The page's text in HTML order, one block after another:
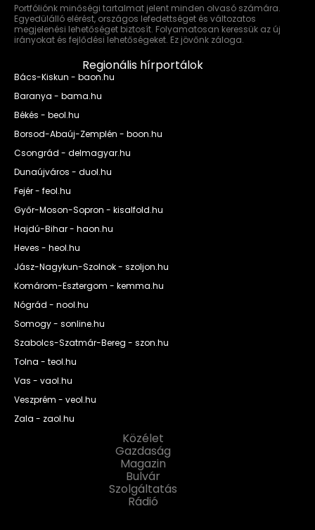
Portfóliónk minőségi tartalmat jelent minden olvasó számára.
Egyedülálló elérést, országos lefedettséget és változatos
megjelenési lehetőséget biztosít. Folyamatosan keressük az új
irányokat és fejlődési lehetőségeket. Ez jövőnk záloga.
Regionális hírportálok
Bács-Kiskun - baon.hu
Baranya - bama.hu
Békés - beol.hu
Borsod-Abaúj-Zemplén - boon.hu
Csongrád - delmagyar.hu
Dunaújváros - duol.hu
Fejér - feol.hu
Győr-Moson-Sopron - kisalfold.hu
Hajdú-Bihar - haon.hu
Heves - heol.hu
Jász-Nagykun-Szolnok - szoljon.hu
Komárom-Esztergom - kemma.hu
Nógrád - nool.hu
Somogy - sonline.hu
Szabolcs-Szatmár-Bereg - szon.hu
Tolna - teol.hu
Vas - vaol.hu
Veszprém - veol.hu
Zala - zaol.hu
Közélet
Gazdaság
Magazin
Bulvár
Szolgáltatás
Rádió